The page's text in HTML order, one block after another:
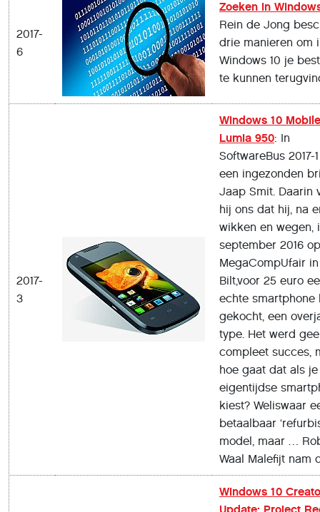
2017-
6
Zoeken in
Rein de Jong
drie manieren om
Windows 10 je
te kunnen
2017-
3
Windows 10
Lumia 950: In
SoftwareBus 2017-
een ingezonden
Jaap Smit. Daarin
hij ons dat hij, na
wikken en wegen,
september 2016
MegaCompUfair
Bilt,voor 25 euro
echte smartphone
gekocht, een
type. Het werd
compleet succes,
hoe gaat dat als
eigentijdse
kiest? Weliswaar
betaalbaar
model, maar …
Waal Malefijt nam
Windows 10